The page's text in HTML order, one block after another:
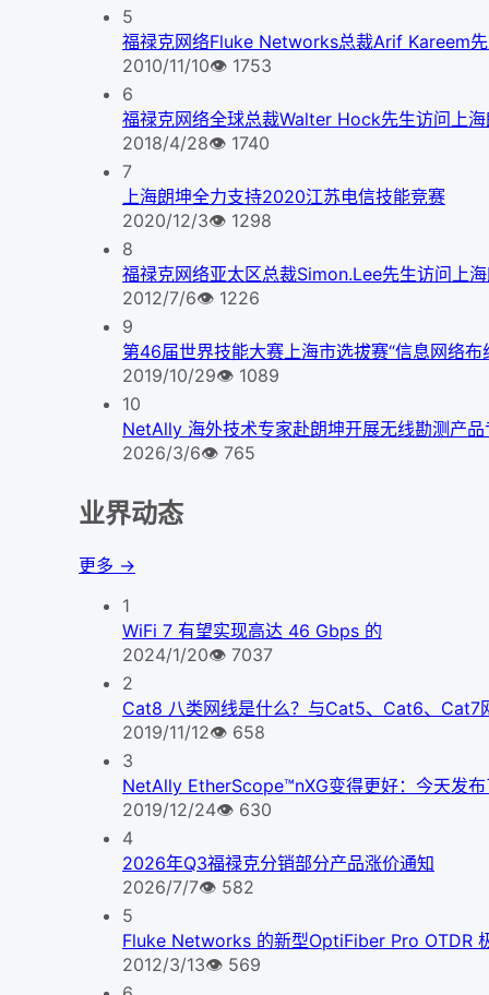
5
福禄克网络Fluke Networks总裁Arif Kareem
2010/11/10👁 1753
6
福禄克网络全球总裁Walter Hock先生访问上海
2018/4/28👁 1740
7
上海朗坤全力支持2020江苏电信技能竞赛
2020/12/3👁 1298
8
福禄克网络亚太区总裁Simon.Lee先生访问上
2012/7/6👁 1226
9
第46届世界技能大赛上海市选拔赛“信息网络布
2019/10/29👁 1089
10
NetAlly 海外技术专家赴朗坤开展无线勘测产品
2026/3/6👁 765
业界动态
更多 →
1
WiFi 7 有望实现高达 46 Gbps 的
2024/1/20👁 7037
2
Cat8 八类网线是什么？与Cat5、Cat6、Cat7
2019/11/12👁 658
3
NetAlly EtherScope™nXG变得更好：今天发
2019/12/24👁 630
4
2026年Q3福禄克分销部分产品涨价通知
2026/7/7👁 582
5
Fluke Networks 的新型OptiFiber Pro OTDR
2012/3/13👁 569